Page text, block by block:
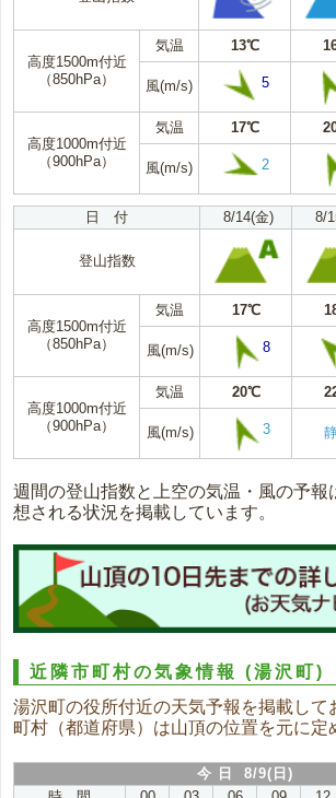
高度1500m付近
（850hPa）
気温 13℃
風(m/s) 5
高度1000m付近
（900hPa）
気温 17℃
風(m/s) 2
日 付 8/14(金) 8/
登山指数
高度1500m付近
（850hPa）
気温 17℃
風(m/s) 8
高度1000m付近
（900hPa）
気温 20℃
風(m/s) 3
週間の登山指数と上空の気温・風の予報
想される状況を掲載しています。
近隣市町村の気象情報(湯沢町)
湯沢町の役所付近の天気予報を掲載して
町村（都道府県）は山頂の位置を元に定
今 日 8/9(日)